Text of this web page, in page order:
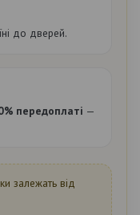
до дверей.
передоплаті —
залежать від